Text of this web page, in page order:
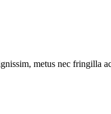
metus nec fringilla